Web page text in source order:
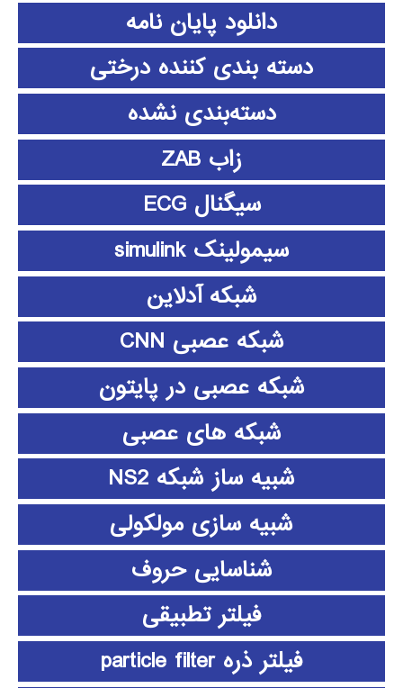
دانلود پايان نامه
دسته بندی کننده درختی
دسته‌بندی نشده
زاب ZAB
سیگنال ECG
سیمولینک simulink
شبکه آدلاین
شبکه عصبی CNN
شبکه عصبی در پایتون
شبکه های عصبی
شبیه ساز شبکه NS2
شبیه سازی مولکولی
شناسایی حروف
فیلتر تطبیقی
فیلتر ذره particle filter